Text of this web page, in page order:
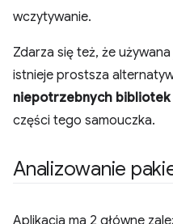
wczytywanie.
Zdarza się też, że
istnieje prostsza
niepotrzebnych bibliotek
części tego samouczka.
Analizowanie
Aplikacja ma 2 główne